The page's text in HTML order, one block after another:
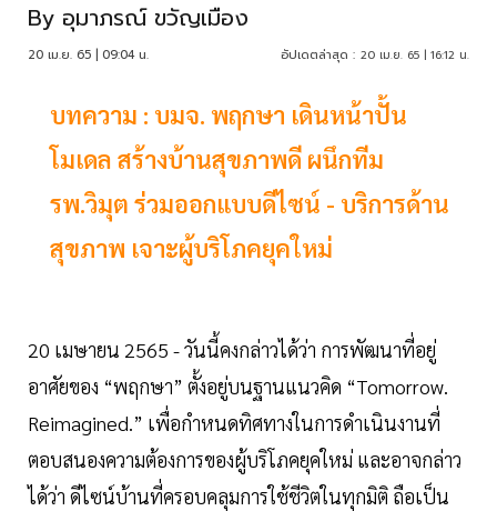
By อุมาภรณ์ ขวัญเมือง
20 เม.ย. 65 | 09:04 น. อัปเดตล่าสุด : 20 เม.ย. 65 | 16:12 น.
บทความ : บมจ. พฤกษา เดินหน้าปั้น
โมเดล สร้างบ้านสุขภาพดี ผนึกทีม
รพ.วิมุต ร่วมออกแบบดีไซน์ - บริการด้าน
สุขภาพ เจาะผู้บริโภคยุคใหม่
20 เมษายน 2565 - วันนี้คงกล่าวได้ว่า การพัฒนาที่อยู่
อาศัยของ “พฤกษา” ตั้งอยู่บนฐานแนวคิด “Tomorrow.
Reimagined.” เพื่อกำหนดทิศทางในการดำเนินงานที่
ตอบสนองความต้องการของผู้บริโภคยุคใหม่ และอาจกล่าว
ได้ว่า ดีไซน์บ้านที่ครอบคลุมการใช้ชีวิตในทุกมิติ ถือเป็น